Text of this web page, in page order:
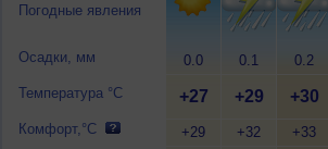
Погодные явления
Осадки, мм
Температура °C
Комфорт,°C
0.0
+27
+29
0.1
+29
+32
0.2
+30
+33